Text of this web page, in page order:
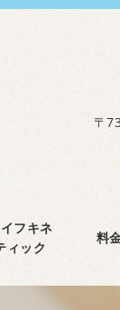
〒
フキネ
ィック
料